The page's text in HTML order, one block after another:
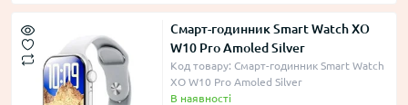
Смарт-годинник Smart Watch XO
W10 Pro Amoled Silver
Код товару: Смарт-годинник Smart Watch
XO W10 Pro Amoled Silver
В наявності